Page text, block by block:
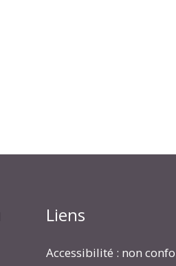
Liens
Accessibilité : non